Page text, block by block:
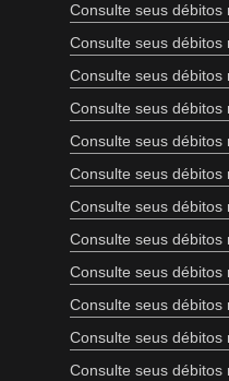
Consulte seus débitos
Consulte seus débitos
Consulte seus débitos
Consulte seus débitos
Consulte seus débitos
Consulte seus débitos
Consulte seus débitos
Consulte seus débitos
Consulte seus débitos
Consulte seus débitos
Consulte seus débitos
Consulte seus débitos